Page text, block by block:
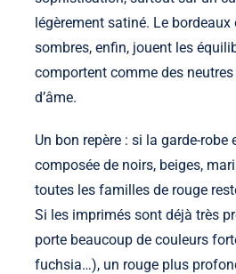
légèrement satiné. Le bordeaux
sombres, enfin, jouent les
comportent comme des
d’âme.
Un bon repère : si la garde-
composée de noirs, beiges,
toutes les familles de rouge
Si les imprimés sont déjà très
porte beaucoup de couleurs
fuchsia…), un rouge plus